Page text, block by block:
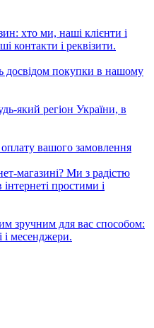
хто ми, наші клієнти і
контакти і реквізити.
досвідом покупки в нашому
який регіон України, в
вашого замовлення
магазині? Ми з радістю
простими і
зручним для вас способом:
і месенджери.